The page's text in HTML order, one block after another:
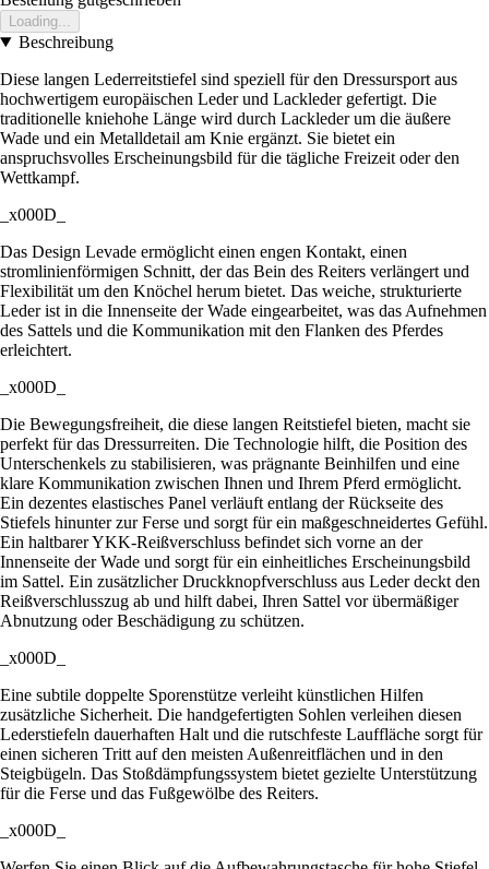
Loading...
Beschreibung
Diese langen Lederreitstiefel sind speziell für den Dressursport aus
hochwertigem europäischen Leder und Lackleder gefertigt. Die
traditionelle kniehohe Länge wird durch Lackleder um die äußere
Wade und ein Metalldetail am Knie ergänzt. Sie bietet ein
anspruchsvolles Erscheinungsbild für die tägliche Freizeit oder den
Wettkampf.
_x000D_
Das Design Levade ermöglicht einen engen Kontakt, einen
stromlinienförmigen Schnitt, der das Bein des Reiters verlängert und
Flexibilität um den Knöchel herum bietet. Das weiche, strukturierte
Leder ist in die Innenseite der Wade eingearbeitet, was das Aufnehmen
des Sattels und die Kommunikation mit den Flanken des Pferdes
erleichtert.
_x000D_
Die Bewegungsfreiheit, die diese langen Reitstiefel bieten, macht sie
perfekt für das Dressurreiten. Die Technologie hilft, die Position des
Unterschenkels zu stabilisieren, was prägnante Beinhilfen und eine
klare Kommunikation zwischen Ihnen und Ihrem Pferd ermöglicht.
Ein dezentes elastisches Panel verläuft entlang der Rückseite des
Stiefels hinunter zur Ferse und sorgt für ein maßgeschneidertes Gefühl.
Ein haltbarer YKK-Reißverschluss befindet sich vorne an der
Innenseite der Wade und sorgt für ein einheitliches Erscheinungsbild
im Sattel. Ein zusätzlicher Druckknopfverschluss aus Leder deckt den
Reißverschlusszug ab und hilft dabei, Ihren Sattel vor übermäßiger
Abnutzung oder Beschädigung zu schützen.
_x000D_
Eine subtile doppelte Sporenstütze verleiht künstlichen Hilfen
zusätzliche Sicherheit. Die handgefertigten Sohlen verleihen diesen
Lederstiefeln dauerhaften Halt und die rutschfeste Lauffläche sorgt für
einen sicheren Tritt auf den meisten Außenreitflächen und in den
Steigbügeln. Das Stoßdämpfungssystem bietet gezielte Unterstützung
für die Ferse und das Fußgewölbe des Reiters.
_x000D_